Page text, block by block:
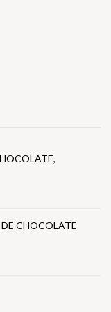
CHOCOLATE